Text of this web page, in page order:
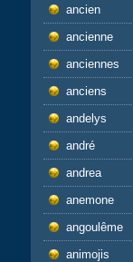
ancien
ancienne
anciennes
anciens
andelys
andré
andrea
anemone
angoulême
animojis